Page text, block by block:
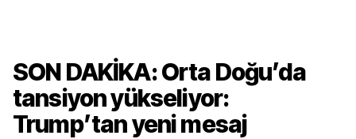
SON DAKİKA: Orta Doğu’da
tansiyon yükseliyor:
Trump’tan yeni mesaj